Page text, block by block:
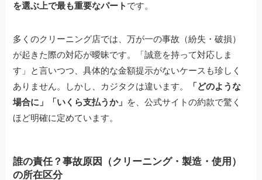
を選ぶ上で最も重要なパート です。
多くのクリーニング店では、万が一の事故（紛失・破損）
が起きた際の対応が曖昧です。「誠意を持って対応しま
す」と言いつつ、具体的な金額提示がないケースも珍しく
ありません。しかし、カジタクは違います。
「どのような
場合に」「いくら支払うか」 を、公式サイトの約款で驚く
ほど明確に定めています。
誰の責任？事故原因（クリーニング・製造・使用）
の所在区分